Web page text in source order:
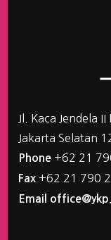
Jl. Kaca Jendela
Jakarta Selatan
Phone +62 21
Fax +62 21 790
Email